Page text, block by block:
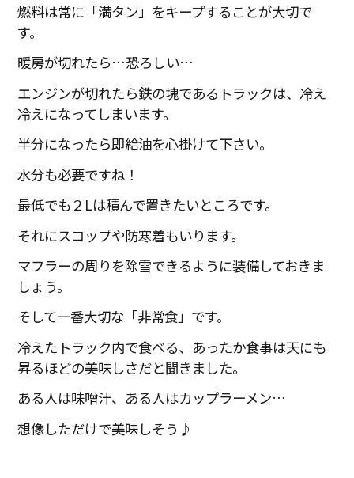
燃料は常に「満タン」をキープすることが大切で
す。
暖房が切れたら…恐ろしい…
エンジンが切れたら鉄の塊であるトラックは、冷え
冷えになってしまいます。
半分になったら即給油を心掛けて下さい。
水分も必要ですね！
最低でも２ Lは積んで置きたいところです。
それにスコップや防寒着もいります。
マフラーの周りを除雪できるように装備しておきま
しょう。
そして一番大切な「非常食」です。
冷えたトラック内で食べる、あったか食事は天にも
昇るほどの美味しさだと聞きました。
ある人は味噌汁、ある人はカップラーメン…
想像しただけで美味しそう♪